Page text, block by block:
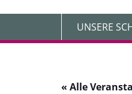
UNSERE
« Alle